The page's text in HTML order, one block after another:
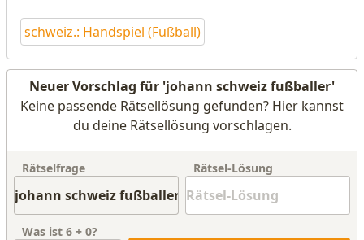
schweiz.: Handspiel (Fußball)
Neuer Vorschlag für 'johann schweiz fußballer'
Keine passende Rätsellösung gefunden? Hier kannst
du deine Rätsellösung vorschlagen.
Rätselfrage Rätsel-Lösung
Was ist 6 + 0?